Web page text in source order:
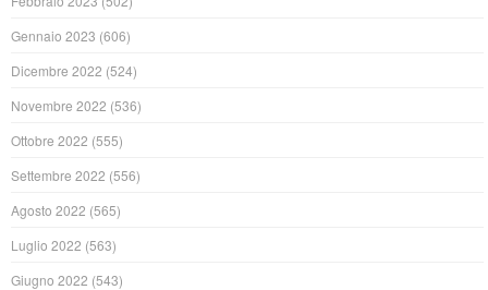
Gennaio 2023 (606)
Dicembre 2022 (524)
Novembre 2022 (536)
Ottobre 2022 (555)
Settembre 2022 (556)
Agosto 2022 (565)
Luglio 2022 (563)
Giugno 2022 (543)